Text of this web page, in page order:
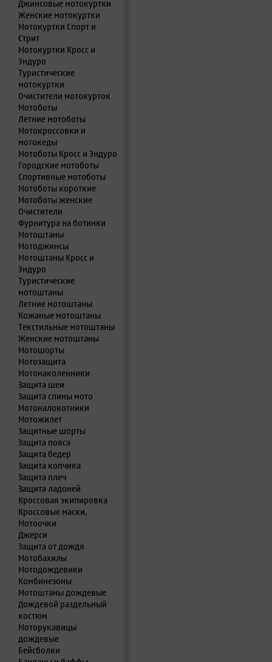
Джинсовые мотокуртки
Женские мотокуртки
Мотокуртки Спорт и
Стрит
Мотокуртки Кросс и
Эндуро
Туристические
мотокуртки
Очистители мотокурток
Мотоботы
Летние мотоботы
Мотокроссовки и
мотокеды
Мотоботы Кросс и Эндуро
Городские мотоботы
Спортивные мотоботы
Мотоботы короткие
Мотоботы женские
Очистители
Фурнитура на ботинки
Мотоштаны
Мотоджинсы
Мотоштаны Кросс и
Эндуро
Туристические
мотоштаны
Летние мотоштаны
Кожаные мотоштаны
Текстильные мотоштаны
Женские мотоштаны
Мотошорты
Мотозащита
Мотонаколенники
Защита шеи
Защита спины мото
Мотоналокотники
Мотожилет
Защитные шорты
Защита пояса
Защита бедер
Защита копчика
Защита плеч
Защита ладоней
Кроссовая экипировка
Кроссовые маски,
Мотоочки
Джерси
Защита от дождя
Мотобахилы
Мотодождевики
Комбинезоны
Мотоштаны дождевые
Дождевой раздельный
костюм
Моторукавицы
дождевые
Бейсболки